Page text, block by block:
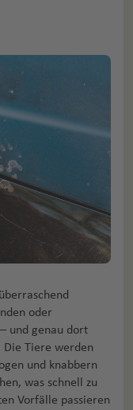
oder
und genau dort
Die Tiere werden
und knabbern
was schnell zu
Vorfälle passieren